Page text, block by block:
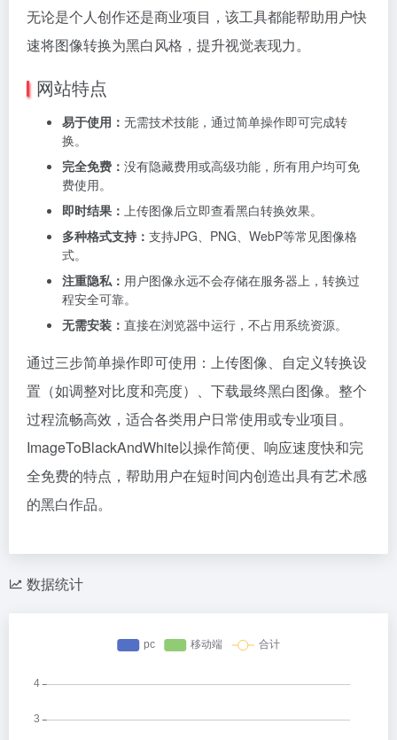
无论是个人创作还是商业项目，该工具都能帮助用户快
速将图像转换为黑白风格，提升视觉表现力。
网站特点
易于使用： 无需技术技能，通过简单操作即可完成转
换。
完全免费： 没有隐藏费用或高级功能，所有用户均可免
费使用。
即时结果： 上传图像后立即查看黑白转换效果。
多种格式支持： 支持JPG、PNG、WebP等常见图像格
式。
注重隐私： 用户图像永远不会存储在服务器上，转换过
程安全可靠。
无需安装： 直接在浏览器中运行，不占用系统资源。
通过三步简单操作即可使用：上传图像、自定义转换设
置（如调整对比度和亮度）、下载最终黑白图像。整个
过程流畅高效，适合各类用户日常使用或专业项目。
ImageToBlackAndWhite以操作简便、响应速度快和完
全免费的特点，帮助用户在短时间内创造出具有艺术感
的黑白作品。
数据统计